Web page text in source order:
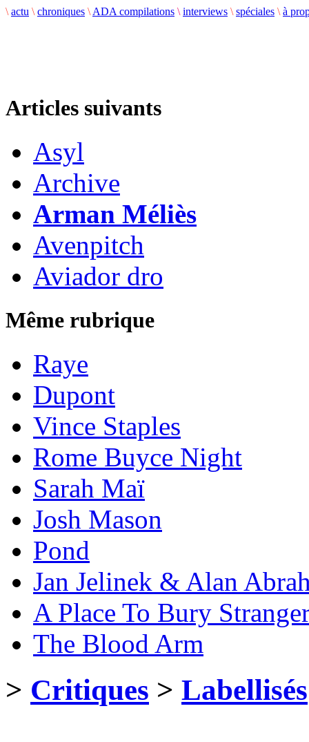
\ actu \ chroniques \ ADA compilations \ interviews \ spéciales \ à
Articles suivants
Asyl
Archive
Arman Méliès
Avenpitch
Aviador dro
Même rubrique
Raye
Dupont
Vince Staples
Rome Buyce Night
Sarah Maï
Josh Mason
Pond
Jan Jelinek & Alan
A Place To Bury
The Blood Arm
> Critiques > Labellisés